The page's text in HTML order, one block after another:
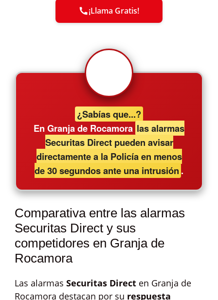
¡Llama Gratis!
¿Sabías que...?
En Granja de Rocamora las alarmas
Securitas Direct pueden avisar
directamente a la Policía en menos
de 30 segundos ante una intrusión .
Comparativa entre las alarmas
Securitas Direct y sus
competidores en Granja de
Rocamora
Las alarmas Securitas Direct en Granja de
Rocamora destacan por su respuesta